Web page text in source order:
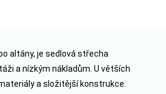
altány, je sedlová střecha
a nízkým nákladům. U větších
a složitější konstrukce.